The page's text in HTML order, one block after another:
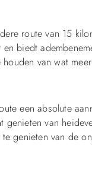
route van 15
biedt
van wat
een absolute
genieten van
genieten van de